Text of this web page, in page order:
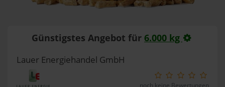
Günstigstes Angebot für 6.000 kg
Lauer Energiehandel GmbH
noch keine Bewertungen